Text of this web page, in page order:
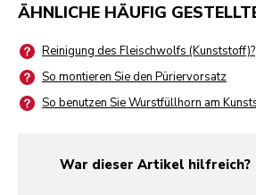
ÄHNLICHE HÄUFIG
Reinigung des Fleischwolfs (Kunststoff)?
So montieren Sie den Püriervorsatz
So benutzen Sie Wurstfüllhorn am
War dieser Artikel hilfreich?
yes
no